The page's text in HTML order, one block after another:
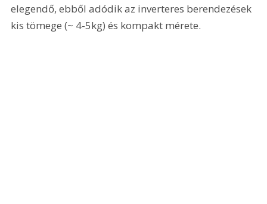
elegendő, ebből adódik az inverteres berendezések
kis tömege (~ 4-5kg) és kompakt mérete.